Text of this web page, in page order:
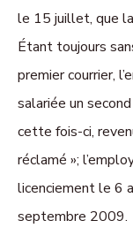
le 15 juillet, que
Étant toujours
premier courrier,
salariée un
cette fois-ci,
réclamé »;
licenciement le 6
septembre 2009.